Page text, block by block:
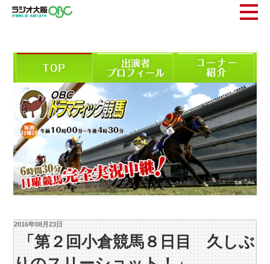
2016年08月23日
「第２回小倉競馬８日目 久しぶ